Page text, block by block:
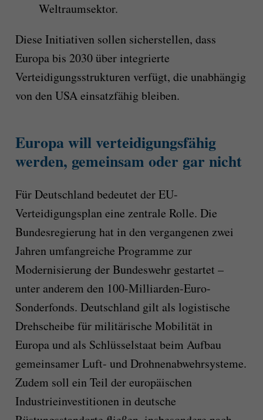
Weltraumsektor.
Diese Initiativen sollen sicherstellen, dass
Europa bis 2030 über integrierte
Verteidigungsstrukturen verfügt, die unabhängig
von den USA einsatzfähig bleiben.
Europa will verteidigungsfähig
werden, gemeinsam oder gar nicht
Für Deutschland bedeutet der EU-
Verteidigungsplan eine zentrale Rolle. Die
Bundesregierung hat in den vergangenen zwei
Jahren umfangreiche Programme zur
Modernisierung der Bundeswehr gestartet –
unter anderem den 100-Milliarden-Euro-
Sonderfonds. Deutschland gilt als logistische
Drehscheibe für militärische Mobilität in
Europa und als Schlüsselstaat beim Aufbau
gemeinsamer Luft- und Drohnenabwehrsysteme.
Zudem soll ein Teil der europäischen
Industrieinvestitionen in deutsche